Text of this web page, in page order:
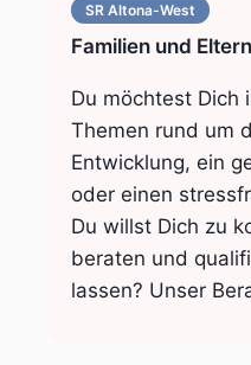
SR Altona-West
Familien und Eltern
Du möchtest Dich
Themen rund um
Entwicklung, ein
oder einen
Du willst Dich zu
beraten und
lassen? Unser